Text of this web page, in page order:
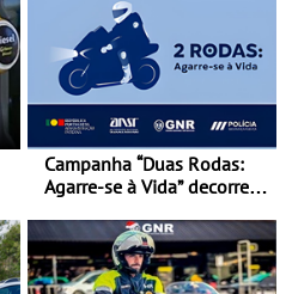
Campanha “Duas Rodas:
Agarre-se à Vida” decorre